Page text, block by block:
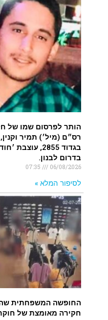
רעידת אדמה הורגשה
איציק נועם מייסד
הותר לפרסום שמו של
בדרום לבנון.
06/08/2026
לסיפור המלא »
החופשה המשפחתית
חקירה מאומצת של